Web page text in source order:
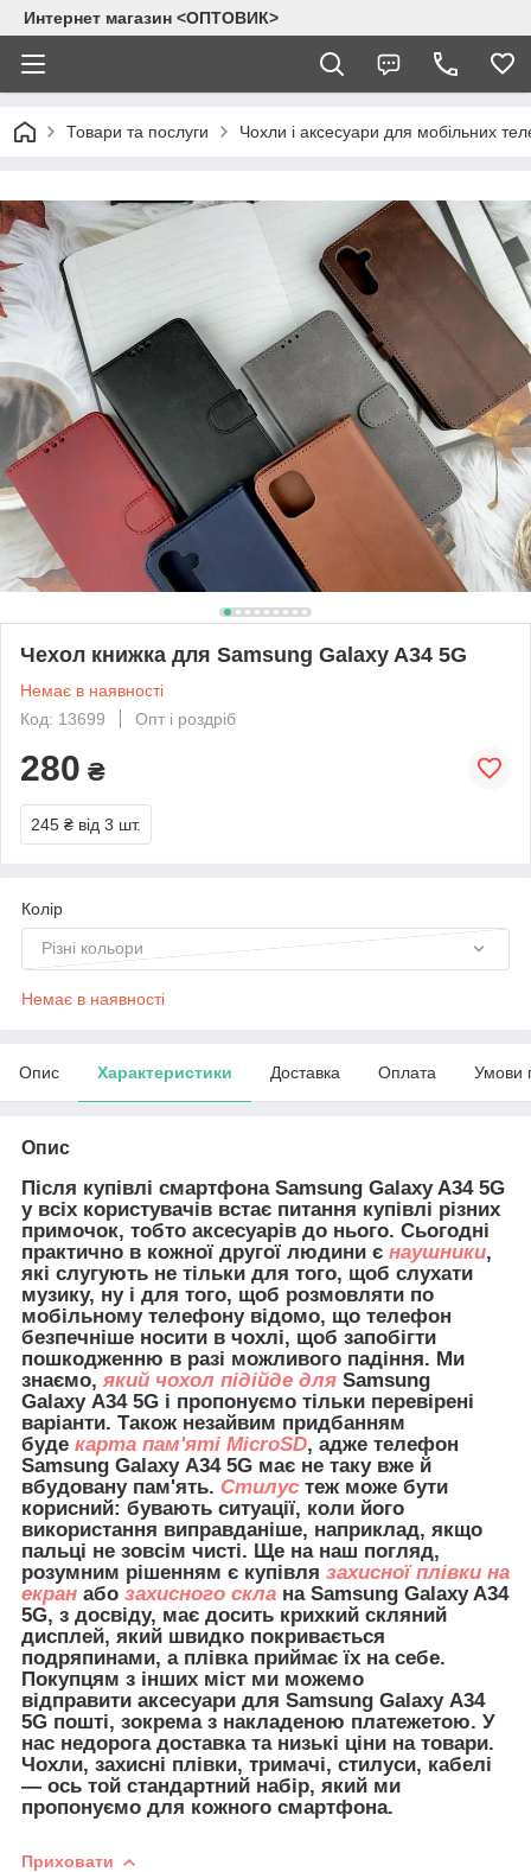
Интернет магазин <ОПТОВИК>
Товари та послуги Чохли і аксесуари для мобільних
Чехол книжка для Samsung Galaxy A34 5G
Немає в наявності
Код: 13699
Опт і роздріб
280 ₴
245 ₴ від 3 шт.
Колір
Різні кольори
Немає в наявності
Опис Характеристики Доставка Оплата Умови
Опис
Після купівлі смартфона Samsung Galaxy A34 5G
у всіх користувачів встає питання купівлі різних
примочок, тобто аксесуарів до нього. Сьогодні
практично в кожної другої людини є наушники,
які слугують не тільки для того, щоб слухати
музику, ну і для того, щоб розмовляти по
мобільному телефону відомо, що телефон
безпечніше носити в чохлі, щоб запобігти
пошкодженню в разі можливого падіння. Ми
знаємо, який чохол підійде для Samsung
Galaxy A34 5G і пропонуємо тільки перевірені
варіанти. Також незайвим придбанням
буде карта пам'яті MicroSD, адже телефон
Samsung Galaxy A34 5G має не таку вже й
вбудовану пам'ять. Стилус теж може бути
корисний: бувають ситуації, коли його
використання виправданіше, наприклад, якщо
пальці не зовсім чисті. Ще на наш погляд,
розумним рішенням є купівля захисної плівки на
екран або захисного скла на Samsung Galaxy A34
5G, з досвіду, має досить крихкий скляний
дисплей, який швидко покривається
подряпинами, а плівка приймає їх на себе.
Покупцям з інших міст ми можемо
відправити аксесуари для Samsung Galaxy A34
5G пошті, зокрема з накладеною платежетою. У
нас недорога доставка та низькі ціни на товари.
Чохли, захисні плівки, тримачі, стилуси, кабелі
— ось той стандартний набір, який ми
пропонуємо для кожного смартфона.
Приховати